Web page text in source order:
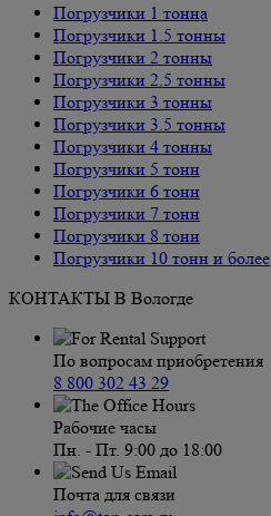
Погрузчики 1 тонна
Погрузчики 1.5 тонны
Погрузчики 2 тонны
Погрузчики 2.5 тонны
Погрузчики 3 тонны
Погрузчики 3.5 тонны
Погрузчики 4 тонны
Погрузчики 5 тонн
Погрузчики 6 тонн
Погрузчики 7 тонн
Погрузчики 8 тонн
Погрузчики 10 тонн и более
КОНТАКТЫ В Вологде
По вопросам приобретения
8 800 302 43 29
Рабочие часы
Пн. - Пт. 9:00 до 18:00
Почта для связи